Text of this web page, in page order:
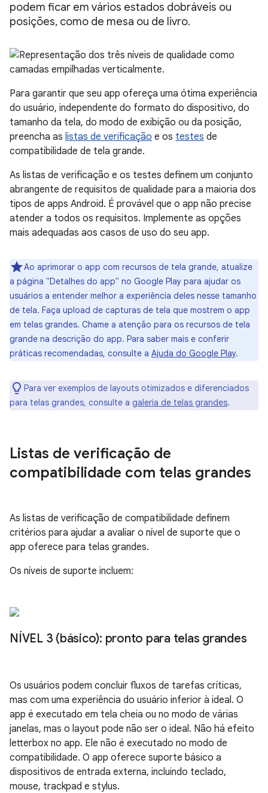
podem ficar em vários estados dobráveis ou
posições, como de mesa ou de livro.
Para garantir que seu app ofereça uma ótima experiência
do usuário, independente do formato do dispositivo, do
tamanho da tela, do modo de exibição ou da posição,
preencha as listas de verificação e os testes de
compatibilidade de tela grande.
As listas de verificação e os testes definem um conjunto
abrangente de requisitos de qualidade para a maioria dos
tipos de apps Android. É provável que o app não precise
atender a todos os requisitos. Implemente as opções
mais adequadas aos casos de uso do seu app.
Ao aprimorar o app com recursos de tela grande, atualize
a página "Detalhes do app" no Google Play para ajudar os
usuários a entender melhor a experiência deles nesse tamanho
de tela. Faça upload de capturas de tela que mostrem o app
em telas grandes. Chame a atenção para os recursos de tela
grande na descrição do app. Para saber mais e conferir
práticas recomendadas, consulte a Ajuda do Google Play.
Para ver exemplos de layouts otimizados e diferenciados
para telas grandes, consulte a galeria de telas grandes.
Listas de verificação de
compatibilidade com telas grandes
As listas de verificação de compatibilidade definem
critérios para ajudar a avaliar o nível de suporte que o
app oferece para telas grandes.
Os níveis de suporte incluem:
NÍVEL 3 (básico): pronto para telas grandes
Os usuários podem concluir fluxos de tarefas críticas,
mas com uma experiência do usuário inferior à ideal. O
app é executado em tela cheia ou no modo de várias
janelas, mas o layout pode não ser o ideal. Não há efeito
letterbox no app. Ele não é executado no modo de
compatibilidade. O app oferece suporte básico a
dispositivos de entrada externa, incluindo teclado,
mouse, trackpad e stylus.